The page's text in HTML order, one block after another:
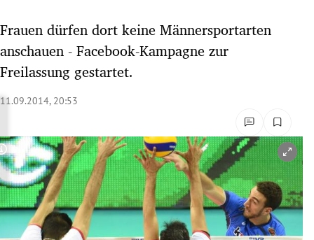
Untermenü
Untermenü
Untermenü
Untermenü
Untermenü
Frauen dürfen dort keine Männersportarten
anschauen - Facebook-Kampagne zur
Freilassung gestartet.
11.09.2014, 20:53
Copyright-Hinweis öffnen/schließen